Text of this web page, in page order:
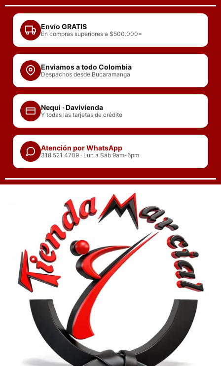
contenido
Envío GRATIS
En compras superiores a $500.000=
Enviamos a todo Colombia
Despachos desde Bucaramanga
Nequi · Davivienda
Y todas las tarjetas de crédito
Atención por WhatsApp
318 521 4709 · Lun a Sáb 9am-6pm